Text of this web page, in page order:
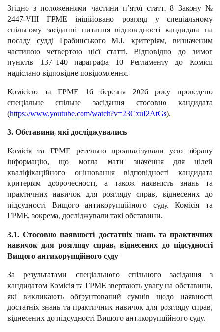
Згідно з положеннями частини п’ятої статті 8 Закону №
2447-VІІІ ГРМЕ ініційовано розгляд у спеціальному
спільному засіданні питання відповідності кандидата на
посаду судді Грабинського М.І. критеріям, визначеним
частиною четвертою цієї статті. Відповідно до вимог
пунктів 137–140 параграфа 10 Регламенту до Комісії
надіслано відповідне повідомлення.
Комісією та ГРМЕ 16 березня 2026 року проведено
спеціальне спільне засідання стосовно кандидата
(https://www.youtube.com/watch?v=23CxuI2AtGs).
3. Обставини, які досліджувались
Комісія та ГРМЕ ретельно проаналізували усю зібрану
інформацію, що могла мати значення для цілей
кваліфікаційного оцінювання відповідності кандидата
критеріям доброчесності, а також наявність знань та
практичних навичок для розгляду справ, віднесених до
підсудності Вищого антикорупційного суду. Комісія та
ГРМЕ, зокрема, досліджували такі обставини.
3.1. Стосовно наявності достатніх знань та практичних
навичок для розгляду справ, віднесених до підсудності
Вищого антикорупційного суду
За результатами спеціального спільного засідання з
кандидатом Комісія та ГРМЕ звертають увагу на обставини,
які викликають обґрунтований сумнів щодо наявності
достатніх знань та практичних навичок для розгляду справ,
віднесених до підсудності Вищого антикорупційного суду.